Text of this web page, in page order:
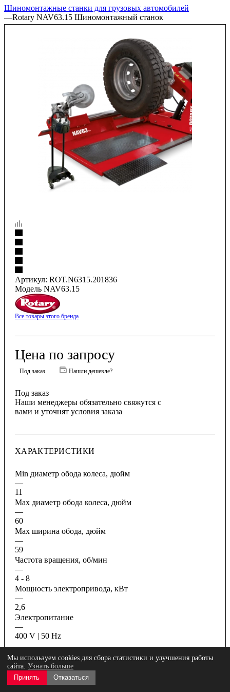
Шиномонтажные станки для грузовых автомобилей
—Rotary NAV63.15 Шиномонтажный станок
Артикул: ROT.N6315.201836
Модель NAV63.15
Все товары этого бренда
Цена по запросу
Под заказ Нашли дешевле?
Под заказ
Наши менеджеры обязательно свяжутся с
вами и уточнят условия заказа
ХАРАКТЕРИСТИКИ
Min диаметр обода колеса, дюйм
—
11
Max диаметр обода колеса, дюйм
—
60
Max ширина обода, дюйм
—
59
Частота вращения, об/мин
—
4 - 8
Мощность электропривода, кВт
—
2,6
Электропитание
—
400 V | 50 Hz
Мы используем cookies для сбора статистики и улучшения работы
сайта. Узнать больше
Принять
Отказаться